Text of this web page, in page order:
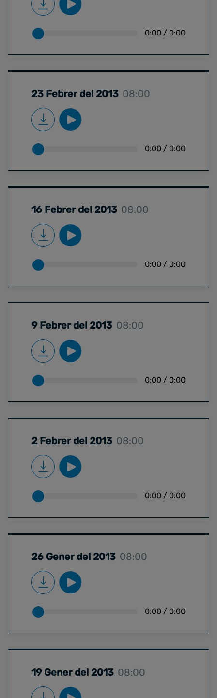
0:00 / 0:00
23 Febrer del 2013 08:00
0:00 / 0:00
16 Febrer del 2013 08:00
0:00 / 0:00
9 Febrer del 2013 08:00
0:00 / 0:00
2 Febrer del 2013 08:00
0:00 / 0:00
26 Gener del 2013 08:00
0:00 / 0:00
19 Gener del 2013 08:00